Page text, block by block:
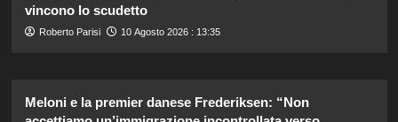
vincono lo scudetto
Roberto Parisi 10 Agosto 2026 : 13:35
Meloni e la premier danese Frederiksen: “Non